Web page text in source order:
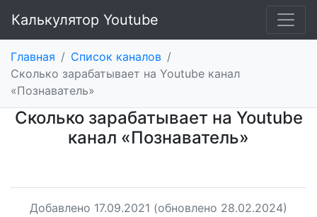
Калькулятор Youtube
Главная / Список каналов /
Сколько зарабатывает на Youtube канал
«Познаватель»
Сколько зарабатывает на Youtube
канал «Познаватель»
Добавлено 17.09.2021 (обновлено 28.02.2024)